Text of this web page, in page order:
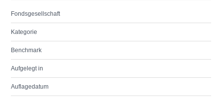
Fondsgesellschaft
Kategorie
Benchmark
Aufgelegt in
Auflagedatum